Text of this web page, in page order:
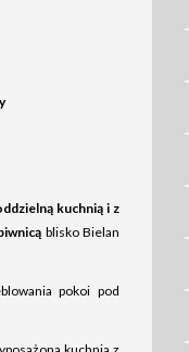
kuchnią i z
blisko Bielan
pokoi pod